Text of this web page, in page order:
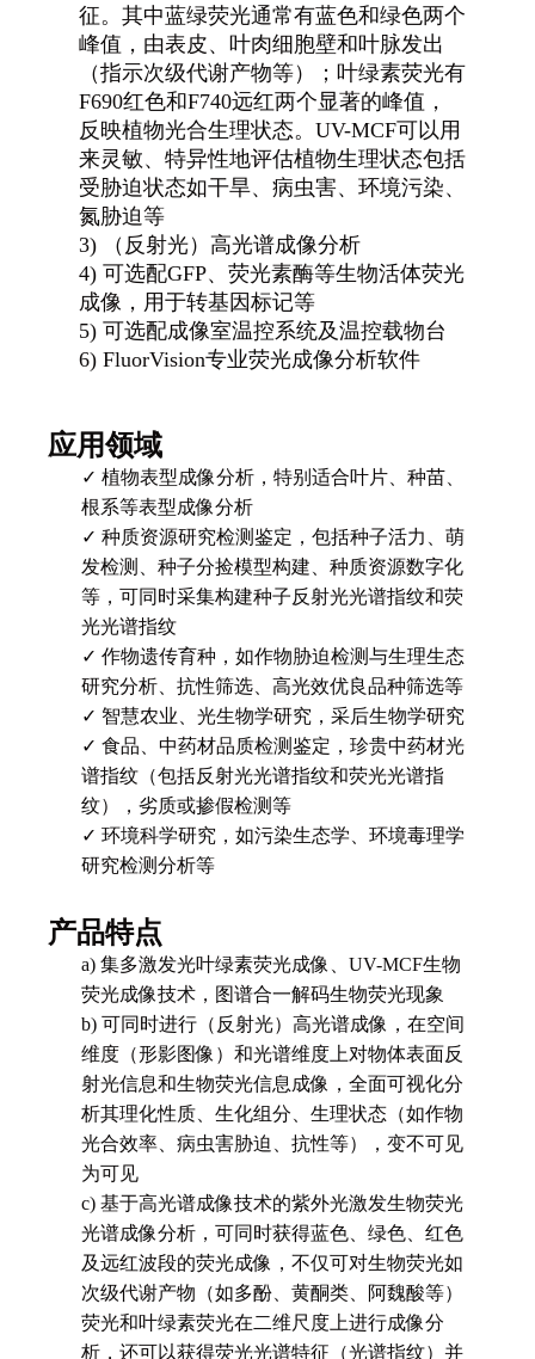
征。其中蓝绿荧光通常有蓝色和绿色两个
峰值，由表皮、叶肉细胞壁和叶脉发出
（指示次级代谢产物等）；叶绿素荧光有
F690红色和F740远红两个显著的峰值，
反映植物光合生理状态。UV-MCF可以用
来灵敏、特异性地评估植物生理状态包括
受胁迫状态如干旱、病虫害、环境污染、
氮胁迫等
3)
（反射光）高光谱成像分析
4) 可选配GFP、荧光素酶等生物活体荧光
成像，用于转基因标记等
5) 可选配成像室温控系统及温控载物台
6) FluorVision专业荧光成像分析软件
应用领域
✓ 植物表型成像分析，特别适合叶片、种苗、
根系等表型成像分析
✓ 种质资源研究检测鉴定，包括种子活力、萌
发检测、种子分捡模型构建、种质资源数字化
等，可同时采集构建种子反射光光谱指纹和荧
光光谱指纹
✓ 作物遗传育种，如作物胁迫检测与生理生态
研究分析、抗性筛选、高光效优良品种筛选等
✓ 智慧农业、光生物学研究，采后生物学研究
✓ 食品、中药材品质检测鉴定，珍贵中药材光
谱指纹（包括反射光光谱指纹和荧光光谱指
纹），劣质或掺假检测等
✓ 环境科学研究，如污染生态学、环境毒理学
研究检测分析等
产品特点
a) 集多激发光叶绿素荧光成像、UV-MCF生物
荧光成像技术，图谱合一解码生物荧光现象
b) 可同时进行（反射光）高光谱成像，在空间
维度（形影图像）和光谱维度上对物体表面反
射光信息和生物荧光信息成像，全面可视化分
析其理化性质、生化组分、生理状态（如作物
光合效率、病虫害胁迫、抗性等），变不可见
为可见
c) 基于高光谱成像技术的紫外光激发生物荧光
光谱成像分析，可同时获得蓝色、绿色、红色
及远红波段的荧光成像，不仅可对生物荧光如
次级代谢产物（如多酚、黄酮类、阿魏酸等）
荧光和叶绿素荧光在二维尺度上进行成像分
析，还可以获得荧光光谱特征（光谱指纹）并